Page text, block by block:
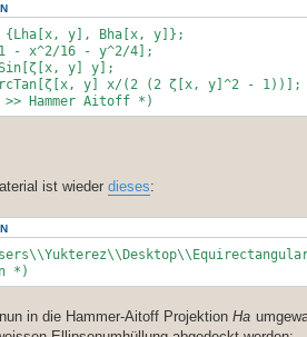
{Lha[x, y], Bha[x, y]};
- x^2/16 - y^2/4];
y] y];
y] x/(2 (2 ζ[x, y]^2 - 1))];
Hammer Aitoff *)
ist wieder dieses:
*)
in die Hammer-Aitoff ProjektionHa